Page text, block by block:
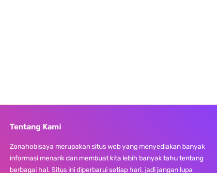
Tentang Kami
Zonahobisaya merupakan situs web yang menyediakan banyak
informasi menarik dan membuat kita lebih banyak tahu tentang
berbagai hal. Situs ini diperbarui setiap hari, jadi jangan lupa